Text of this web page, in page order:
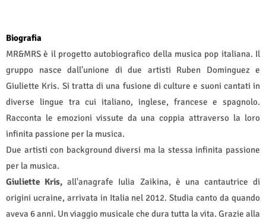
Biografia
MR&MRS è il progetto autobiografico della musica pop italiana. Il
gruppo nasce dall'unione di due artisti Ruben Dominguez e
Giuliette Kris. Si tratta di una fusione di culture e suoni cantati in
diverse lingue tra cui italiano, inglese, francese e spagnolo.
Racconta le emozioni vissute da una coppia attraverso la loro
infinita passione per la musica.
Due artisti con background diversi ma la stessa infinita passione
per la musica.
Giuliette Kris, all'anagrafe Iulia Zaikina, è una cantautrice di
origini ucraine, arrivata in Italia nel 2012. Studia canto da quando
aveva 6 anni. Un viaggio musicale che dura tutta la vita. Grazie alla